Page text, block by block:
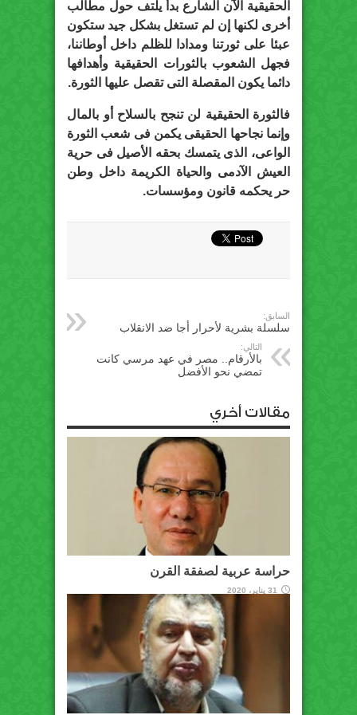
الحقيقية الآن الشارع بدأ يلتف حول مطالب
أخرى لكنها إن لم تستغل بشكل جيد ستكون
عبئا على ثورتنا ومدادا للظلم داخل أوطاننا،
فجهل الشعوب بالثورات الحقيقية وأهدافها
دائما يكون المقصلة التى تقصل عليها الثورة.
فالثورة الحقيقية لن تنجح بالسلاح أو بالمال
وإنما نجاحها الحقيقى يكمن فى شعب الثورة
الواعى، الذى يتمسك بحقه الأصيل فى حرية
العيش الآدمى والحياة الكريمة داخل وطن
حر يحكمه قانون ومؤسسات.
السابق:
سلسلة بشرية لأحرار أجا ضد الانقلاب
التالي:
بالأرقام.. مصر في عهد مرسي كانت
تمضي نحو الأفضل
مقالات أخري
حراسة عربية لصفقة القرن
31 يناير، 2020